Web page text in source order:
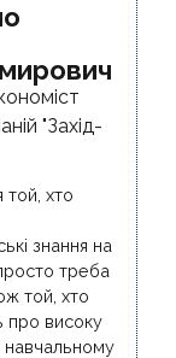
"Захід-
той, хто
знання на
треба
той, хто
про високу
навчальному